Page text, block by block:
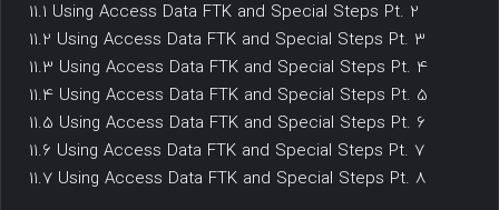
11.1 Using Access Data FTK and Special Steps Pt. 2
11.2 Using Access Data FTK and Special Steps Pt. 3
11.3 Using Access Data FTK and Special Steps Pt. 4
11.4 Using Access Data FTK and Special Steps Pt. 5
11.5 Using Access Data FTK and Special Steps Pt. 6
11.6 Using Access Data FTK and Special Steps Pt. 7
11.7 Using Access Data FTK and Special Steps Pt. 8